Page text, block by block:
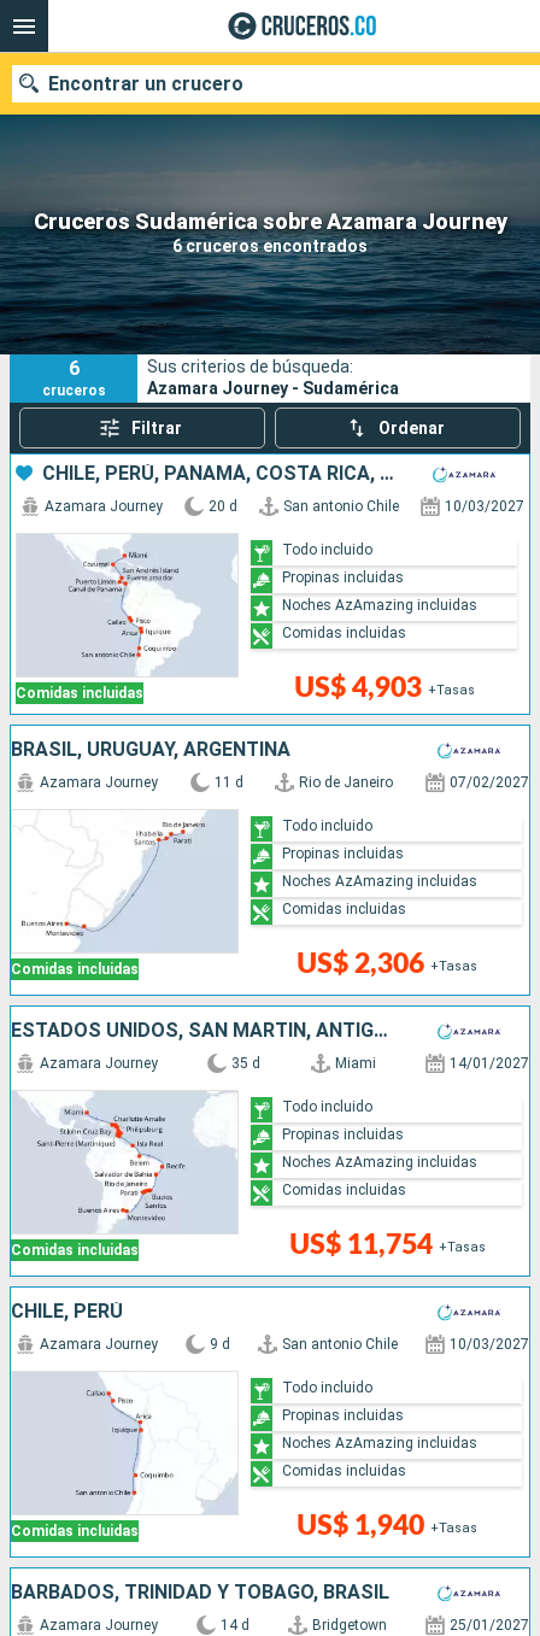
Cruceros Sudamérica sobre Azamara Journey
6 cruceros encontrados
Encontrar un crucero
Fecha de salida
Buscar
6
cruceros
Sus criterios de búsqueda:
Azamara Journey - Sudamérica
Filtrar Ordenar
CHILE, PERÚ, PANAMÁ, COSTA RICA, COLOMBIA, MÉXICO, ESTADOS UNIDOS
Comidas incluidas
Azamara Journey 20 d San antonio Chile 10/03/2027
US$ 4,903 +Tasas
Todo incluido
Propinas incluidas
Noches AzAmazing incluidas
Comidas incluidas
BRASIL, URUGUAY, ARGENTINA
Comidas incluidas
Azamara Journey 11 d Rio de Janeiro 07/02/2027
US$ 2,306 +Tasas
Todo incluido
Propinas incluidas
Noches AzAmazing incluidas
Comidas incluidas
ESTADOS UNIDOS, SAN MARTÍN, ANTIGUA Y BARBUDA, SAN VINCENT Y LAS GRANADINAS, GRENADA, BARBADOS, TRINIDAD Y TOBAGO, BRASIL, URUGUAY, ARGENTINA
Comidas incluidas
Azamara Journey 35 d Miami 14/01/2027
US$ 11,754 +Tasas
Todo incluido
Propinas incluidas
Noches AzAmazing incluidas
Comidas incluidas
CHILE, PERÚ
Comidas incluidas
Azamara Journey 9 d San antonio Chile 10/03/2027
US$ 1,940 +Tasas
Todo incluido
Propinas incluidas
Noches AzAmazing incluidas
Comidas incluidas
BARBADOS, TRINIDAD Y TOBAGO, BRASIL
Azamara Journey 14 d Bridgetown 25/01/2027